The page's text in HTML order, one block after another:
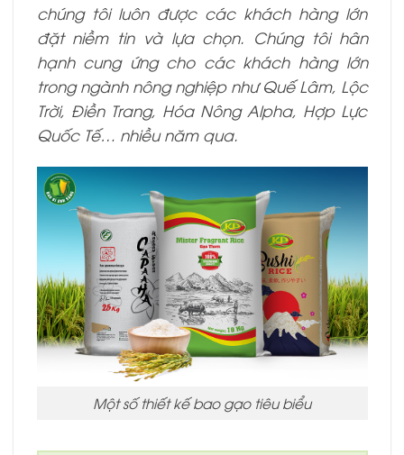
chúng tôi luôn được các khách hàng lớn
đặt niềm tin và lựa chọn. Chúng tôi hân
hạnh cung ứng cho các khách hàng lớn
trong ngành nông nghiệp như Quế Lâm, Lộc
Trời, Điền Trang, Hóa Nông Alpha, Hợp Lực
Quốc Tế… nhiều năm qua.
Một số thiết kế bao gạo tiêu biểu